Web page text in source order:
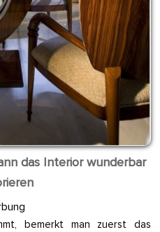
das Interior wunderbar
bemerkt man zuerst das